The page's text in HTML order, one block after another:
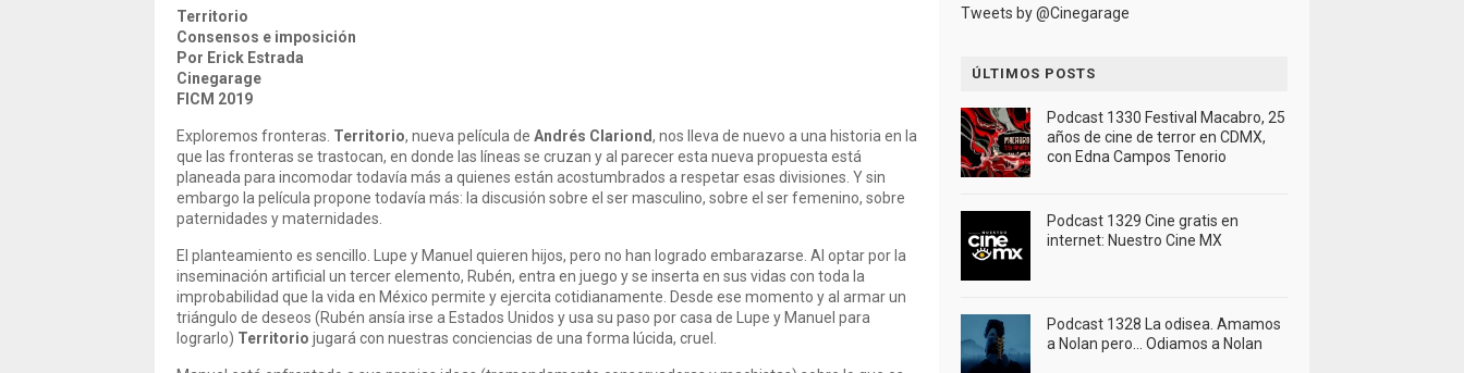
Territorio
Consensos e imposición
Por Erick Estrada
Cinegarage
FICM 2019
Exploremos fronteras. Territorio, nueva película de Andrés Clariond, nos lleva de nuevo a una historia en la
que las fronteras se trastocan, en donde las líneas se cruzan y al parecer esta nueva propuesta está
planeada para incomodar todavía más a quienes están acostumbrados a respetar esas divisiones. Y sin
embargo la película propone todavía más: la discusión sobre el ser masculino, sobre el ser femenino, sobre
paternidades y maternidades.
El planteamiento es sencillo. Lupe y Manuel quieren hijos, pero no han logrado embarazarse. Al optar por la
inseminación artificial un tercer elemento, Rubén, entra en juego y se inserta en sus vidas con toda la
improbabilidad que la vida en México permite y ejercita cotidianamente. Desde ese momento y al armar un
triángulo de deseos (Rubén ansía irse a Estados Unidos y usa su paso por casa de Lupe y Manuel para
lograrlo) Territorio jugará con nuestras conciencias de una forma lúcida, cruel.
Tweets by @Cinegarage
ÚLTIMOS POSTS
Podcast 1330 Festival Macabro, 25
años de cine de terror en CDMX,
con Edna Campos Tenorio
Podcast 1329 Cine gratis en
internet: Nuestro Cine MX
Podcast 1328 La odisea. Amamos
a Nolan pero… Odiamos a Nolan